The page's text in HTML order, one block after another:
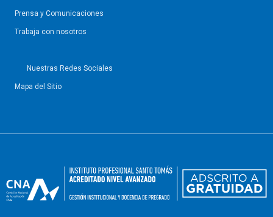
Prensa y Comunicaciones
Trabaja con nosotros
Nuestras Redes Sociales
Mapa del Sitio